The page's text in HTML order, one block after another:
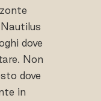
dove
Non
dove
in